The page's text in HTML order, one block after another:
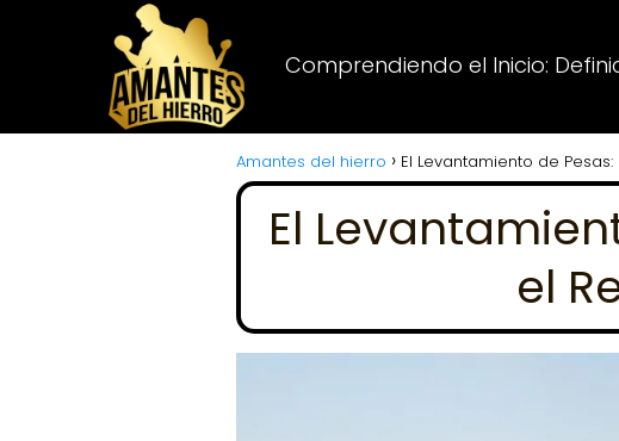
Comprendiendo el Inicio:
Amantes del hierro El Levantamiento de
El
el